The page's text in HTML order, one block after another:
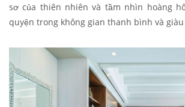
sơ của thiên nhiên và tầm nhìn hoàng
quyện trong không gian thanh bình và giàu